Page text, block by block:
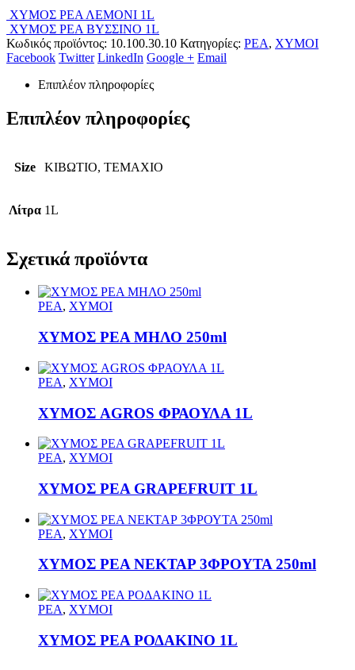
ΧΥΜΟΣ ΡΕΑ ΛΕΜΟΝΙ 1L
ΧΥΜΟΣ ΡΕΑ ΒΥΣΣΙΝΟ 1L
Κωδικός προϊόντος: 10.100.30.10 Κατηγορίες: ΡΕΑ, ΧΥΜΟΙ
Facebook Twitter LinkedIn Google + Email
Επιπλέον πληροφορίες
Επιπλέον πληροφορίες
Size ΚΙΒΩΤΙΟ, ΤΕΜΑΧΙΟ
Λίτρα 1L
Σχετικά προϊόντα
ΡΕΑ, ΧΥΜΟΙ
ΧΥΜΟΣ ΡΕΑ ΜΗΛΟ 250ml
ΡΕΑ, ΧΥΜΟΙ
ΧΥΜΟΣ AGROS ΦΡΑΟΥΛΑ 1L
ΡΕΑ, ΧΥΜΟΙ
ΧΥΜΟΣ ΡΕΑ GRAPEFRUIT 1L
ΡΕΑ, ΧΥΜΟΙ
ΧΥΜΟΣ ΡΕΑ ΝΕΚΤΑΡ 3ΦΡΟΥΤΑ 250ml
ΡΕΑ, ΧΥΜΟΙ
ΧΥΜΟΣ ΡΕΑ ΡΟΔΑΚΙΝΟ 1L